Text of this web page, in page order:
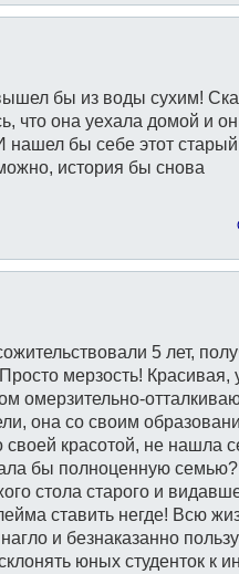
бы из воды сухим!
что она уехала домой и
бы себе этот старый
история бы снова
5 лет,
мерзость! Красивая,
омерзительно-
она со своим
красотой, не нашла
бы полноценную
стола старого и
ставить негде! Всю
и безнаказанно
юных студенток к